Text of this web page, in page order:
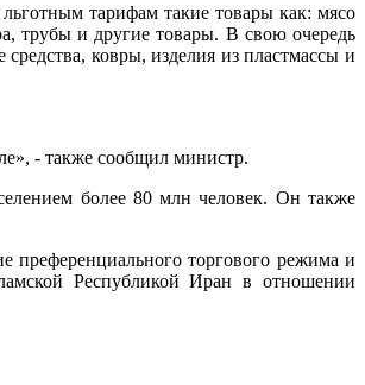
тарифам такие товары как: мясо
трубы и другие товары. В свою очередь
ковры, изделия из пластмассы и
- также сообщил министр.
более 80 млн человек. Он также
преференциального торгового режима и
Республикой Иран в отношении